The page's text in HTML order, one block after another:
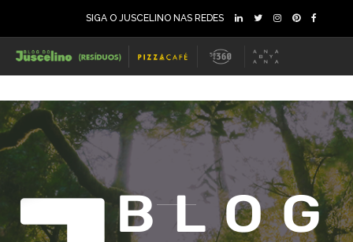
SIGA O JUSCELINO NAS REDES